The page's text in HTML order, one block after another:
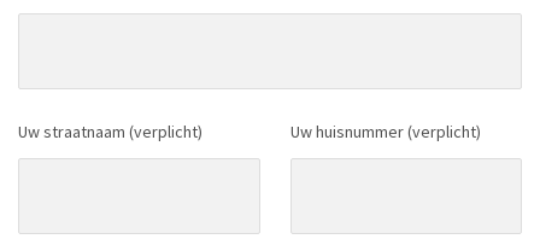
Uw straatnaam (verplicht) Uw huisnummer (verplicht)